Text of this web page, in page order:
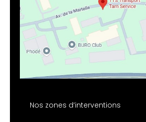
Nos zones d’interventions